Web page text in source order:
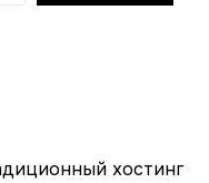
хостинг